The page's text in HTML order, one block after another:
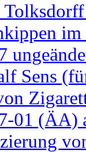
Sens
01 (ÄA)